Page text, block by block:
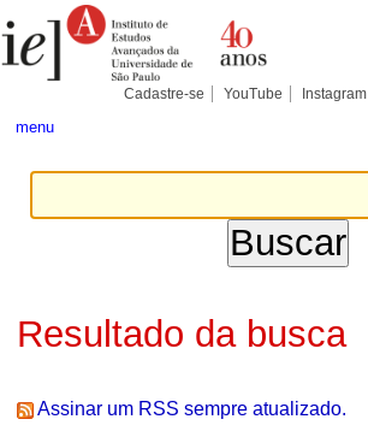
para
conteúdo.
Pessoais
Cadastre-se YouTube Instagram
menu
Resultado da busca
Assinar um RSS sempre atualizado.